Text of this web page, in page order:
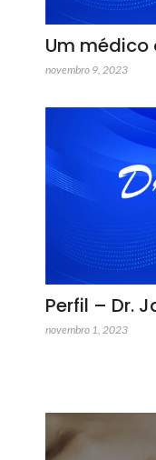
Um
novembro 9, 2023
Perfil – Dr.
novembro 1, 2023